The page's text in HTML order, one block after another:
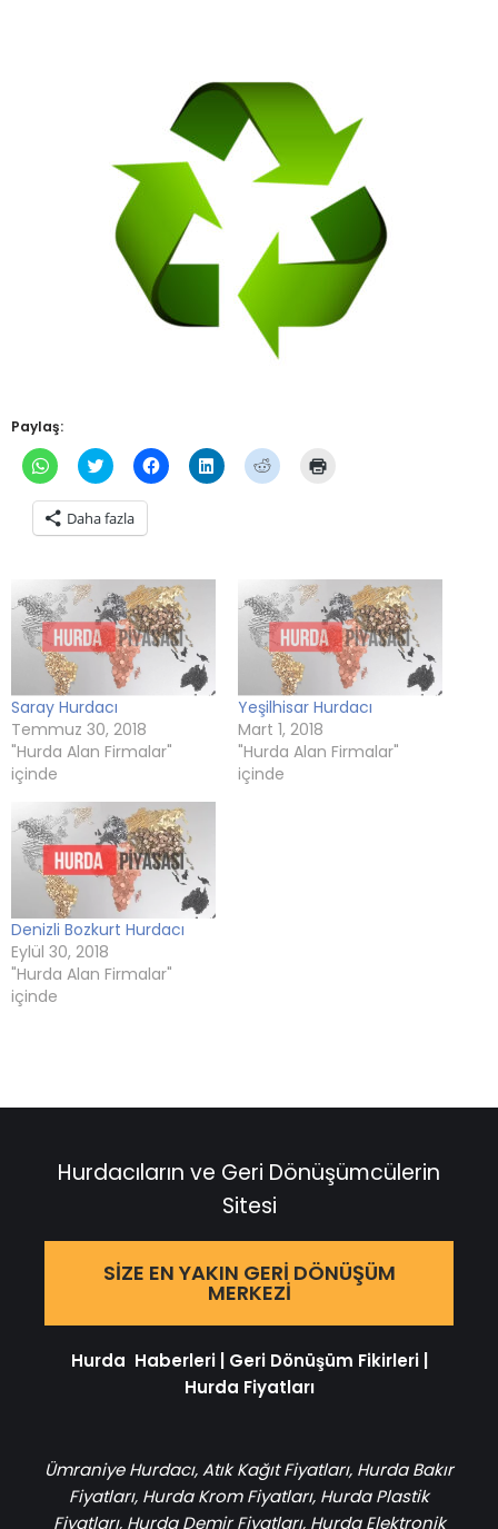
Paylaş:
WhatsApp'ta
paylaşmak
tıklayın
(Yeni
pencerede
Twitter
üzerinde
için
tıklayın
(Yeni
Facebook'ta
paylaşmak
Linkedln
üzerinden
Reddit
üzerinde
Daha fazla
Saray Hurdacı
Temmuz 30, 2018
"Hurda Alan Firmalar"
içinde
Yeşilhisar Hurdacı
Mart 1, 2018
"Hurda Alan Firmalar"
içinde
Denizli Bozkurt Hurdacı
Eylül 30, 2018
"Hurda Alan Firmalar"
içinde
Hurdacıların ve Geri Dönüşümcülerin
Sitesi
SIZE EN YAKIN GERI DÖNÜŞÜM
MERKEZI
Hurda Haberleri| Geri Dönüşüm Fikirleri|
Hurda Fiyatları
Ümraniye Hurdacı,Atık Kağıt Fiyatları, Hurda Bakır
Fiyatları, Hurda Krom Fiyatları, Hurda Plastik
Fiyatları, Hurda Demir Fiyatları, Hurda Elektronik